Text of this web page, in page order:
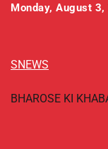
SkipMonday, August
SNEWS
BHAROSE KI